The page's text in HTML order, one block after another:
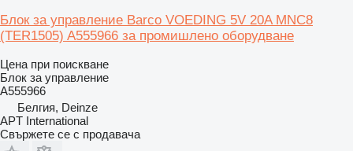
Блок за управление Barco VOEDING 5V 20A MNC8
(TER1505) A555966 за промишлено оборудване
Цена при поискване
Блок за управление
A555966
Белгия, Deinze
APT International
Свържете се с продавача